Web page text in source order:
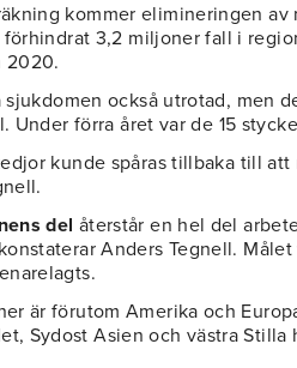
kommer elimineringen av
3,2 miljoner fall i
2020.
sjukdomen också utrotad, men
Under förra året var de 15
kunde spåras tillbaka till
del återstår en hel del
Anders Tegnell.
är förutom Amerika och
Sydost Asien och västra Stilla